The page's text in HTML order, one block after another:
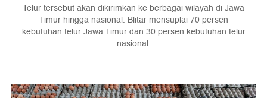
Telur tersebut akan dikirimkan ke berbagai wilayah di Jawa
Timur hingga nasional. Blitar mensuplai 70 persen
kebutuhan telur Jawa Timur dan 30 persen kebutuhan telur
nasional.